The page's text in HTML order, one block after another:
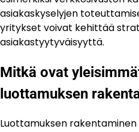
asiakaskyselyjen
yritykset voivat kehittää
asiakastyytyväisyyttä.
Mitkä ovat
luottamuksen
Luottamuksen